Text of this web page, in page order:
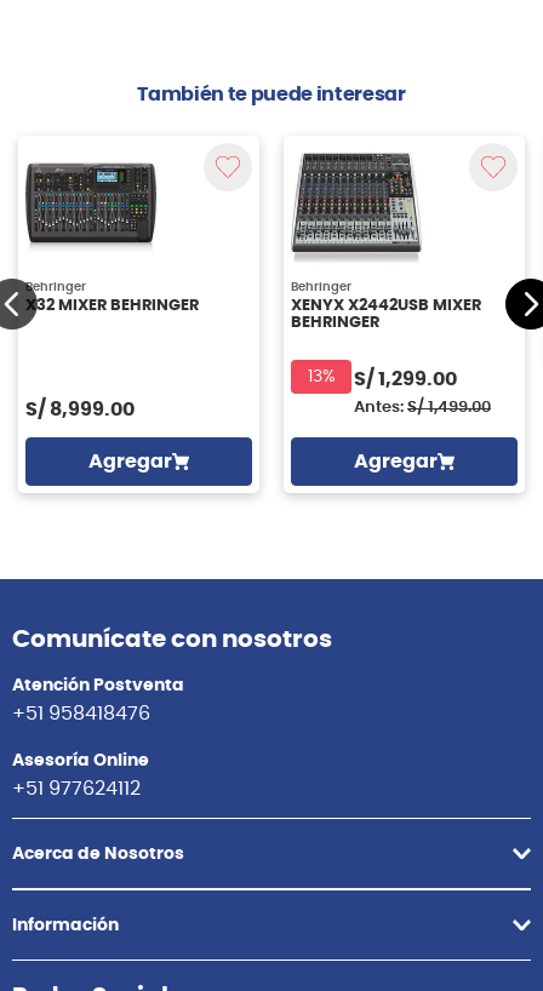
También te puede interesar
Behringer
X32 MIXER BEHRINGER
S/ 8,999.00
Agregar
Behringer
XENYX X2442USB MIXER
BEHRINGER
13% S/ 1,299.00
Antes: S/ 1,499.00
Agregar
Comunícate con nosotros
Atención Postventa
+51 958418476
Asesoría Online
+51 977624112
Acerca de Nosotros
Información